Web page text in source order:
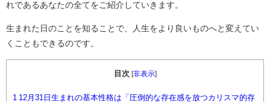
れであるあなたの全てをご紹介していきます。
生まれた日のことを知ることで、人生をより良いものへと変えてい
くこともできるのです。
目次 非表示]
1 12月31日生まれの基本性格は「圧倒的な存在感を放つカリスマ的存